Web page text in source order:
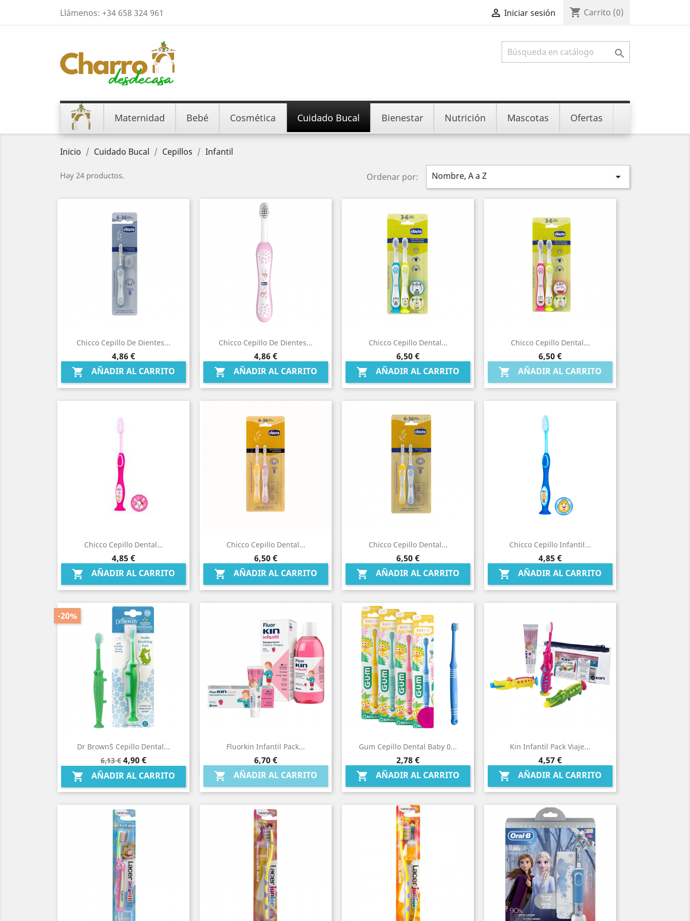
Llámenos: +34 658 324 961  Iniciar sesión shopping_cart Carrito (0)

Maternidad Bebé Cosmética Cuidado Bucal Bienestar Nutrición Mascotas Ofertas
Inicio Cuidado Bucal Cepillos Infantil
Hay 24 productos. Ordenar por: Nombre, A a Z 
Chicco Cepillo De Dientes...
Precio
4,86 €
 AÑADIR AL CARRITO
Vista rápida
Chicco Cepillo De Dientes...
Precio
4,86 €
 AÑADIR AL CARRITO
Vista rápida
Chicco Cepillo Dental...
Precio
6,50 €
 AÑADIR AL CARRITO
Vista rápida
Chicco Cepillo Dental...
Precio
6,50 €
 AÑADIR AL CARRITO
Vista rápida
Chicco Cepillo Dental...
Precio
4,85 €
 AÑADIR AL CARRITO
Vista rápida
Chicco Cepillo Dental...
Precio
6,50 €
 AÑADIR AL CARRITO
Vista rápida
Chicco Cepillo Dental...
Precio
6,50 €
 AÑADIR AL CARRITO
Vista rápida
Chicco Cepillo Infantil...
Precio
4,85 €
 AÑADIR AL CARRITO
Vista rápida
Dr Brown´s Cepillo Dental...
Precio
base
6,13 €
-20%
Precio
4,90 €
 AÑADIR AL CARRITO
Vista rápida
Fluorkin Infantil Pack...
Precio
6,70 €
 AÑADIR AL CARRITO
Vista rápida
Gum Cepillo Dental Baby 0...
Precio
2,78 €
 AÑADIR AL CARRITO
Vista rápida
Kin Infantil Pack Viaje...
Precio
4,57 €
 AÑADIR AL CARRITO
Vista rápida